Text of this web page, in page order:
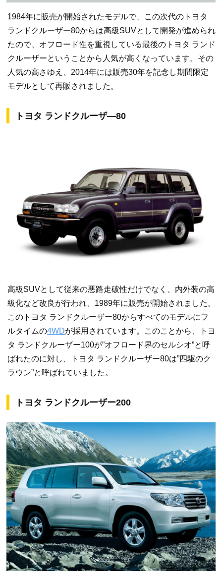
1984年に販売が開始されたモデルで、この次代のトヨタ
ランドクルーザー80からは高級SUVとして開発が進められ
たので、オフロード性を重視している最後のトヨタ ランド
クルーザーということから人気が高くなっています。その
人気の高さゆえ、2014年には販売30年を記念し期間限定
モデルとして再販されました。
トヨタ ランドクルーザ―80
高級SUVとして従来の悪路走破性だけでなく、内外装の高
級化など改良が行われ、1989年に販売が開始されました。
このトヨタ ランドクルーザー80からすべてのモデルにフ
ルタイムの4WDが採用されています。このことから、トヨ
タ ランドクルーザー100が”オフロード界のセルシオ”と呼
ばれたのに対し、トヨタ ランドクルーザー80は”四駆のク
ラウン”と呼ばれていました。
トヨタ ランドクルーザー200